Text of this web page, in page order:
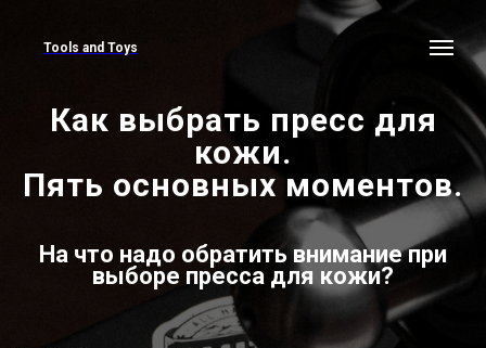
Tools and Toys
Как выбрать пресс для
кожи.
Пять основных моментов.
На что надо обратить внимание при
выборе пресса для кожи?